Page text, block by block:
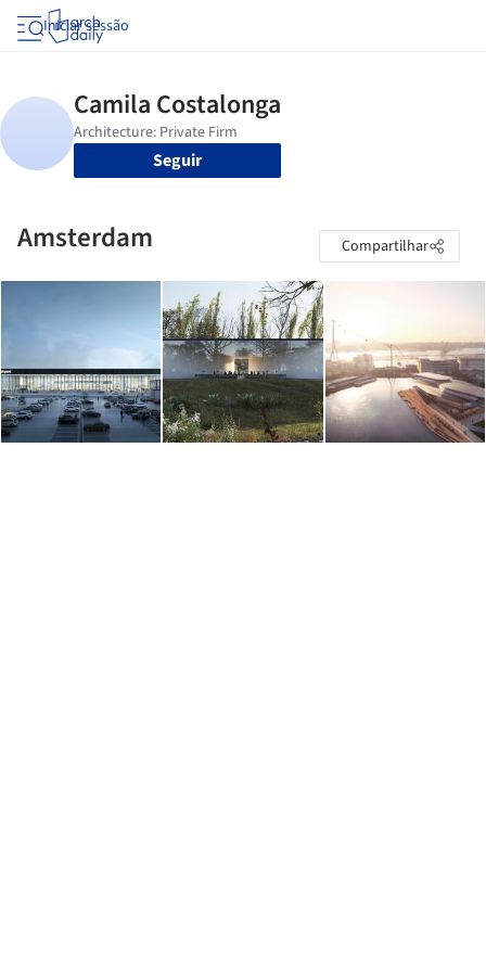
Iniciar sessão
Seguir
Amsterdam Compartilhar